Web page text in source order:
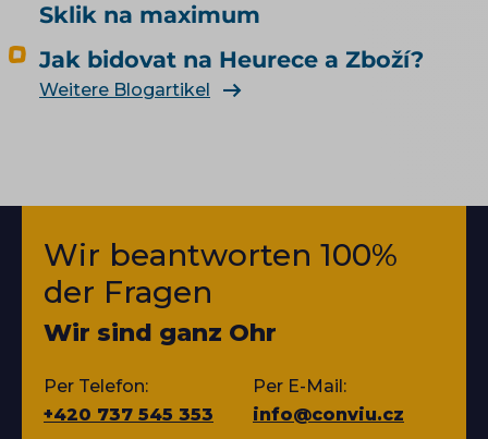
Sklik na maximum
Jak bidovat na Heurece a Zboží?
Weitere Blogartikel
Wir beantworten 100%
der Fragen
Wir sind ganz Ohr
Per Telefon:
+420 737 545 353
Per E-Mail:
info@conviu.cz